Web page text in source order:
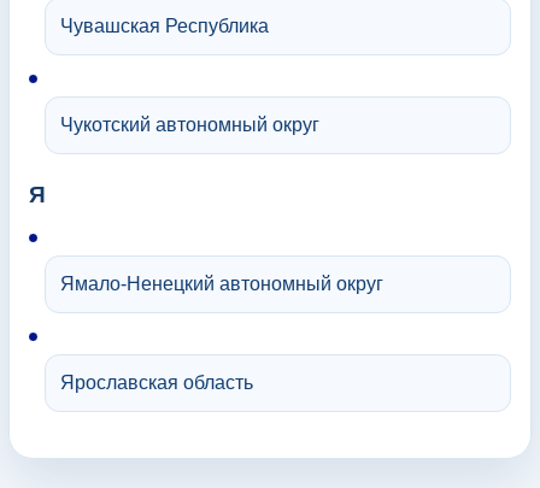
Чувашская Республика
Чукотский автономный округ
Я
Ямало-Ненецкий автономный округ
Ярославская область